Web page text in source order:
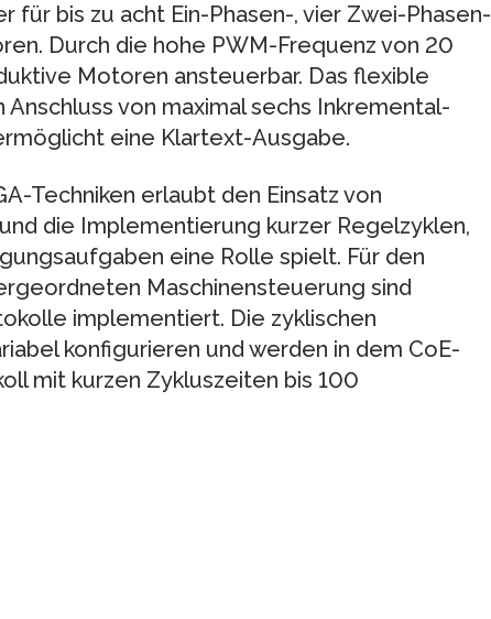
für bis zu acht Ein-Phasen-, vier Zwei-Phasen-
Durch die hohe PWM-Frequenz von 20
Motoren ansteuerbar. Das flexible
von maximal sechs Inkremental-
eine Klartext-Ausgabe.
Techniken erlaubt den Einsatz von
die Implementierung kurzer Regelzyklen,
eine Rolle spielt. Für den
Maschinensteuerung sind
implementiert. Die zyklischen
konfigurieren und werden in dem CoE-
mit kurzen Zykluszeiten bis 100